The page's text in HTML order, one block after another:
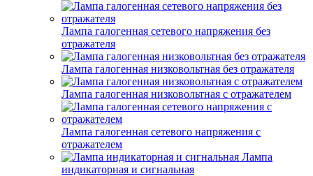
Лампа галогенная сетевого напряжения без
отражателя
Лампа галогенная низковольтная без отражателя
Лампа галогенная низковольтная с отражателем
Лампа галогенная сетевого напряжения с
отражателем
Лампа
индикаторная и сигнальная